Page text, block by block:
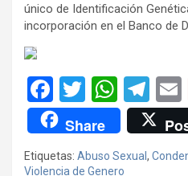
único de Identificación
incorporación en el Banco de
F
a
ce
b
T
wi
tt
er
W
h
at
s
T
el
e
gr
Share
Etiquetas: Abuso Sexual ,
Violencia de Genero